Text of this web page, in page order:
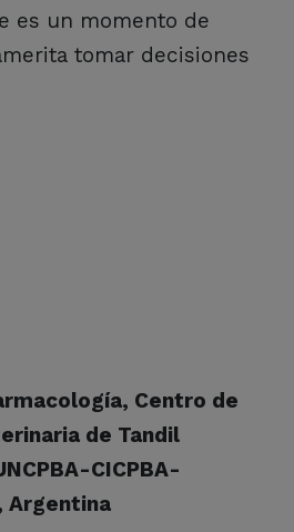
es un momento de
tomar decisiones
Centro de
de Tandil
CICPBA-
Argentina